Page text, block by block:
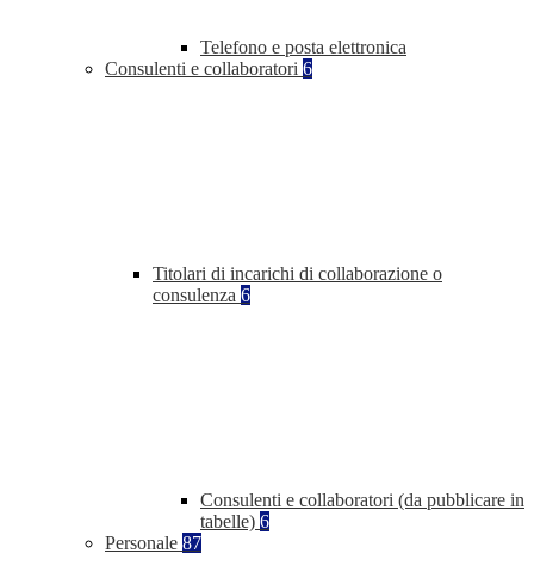
Telefono e posta elettronica
Consulenti e collaboratori 6
Titolari di incarichi di collaborazione o
consulenza 6
Consulenti e collaboratori (da pubblicare in
tabelle) 6
Personale 87